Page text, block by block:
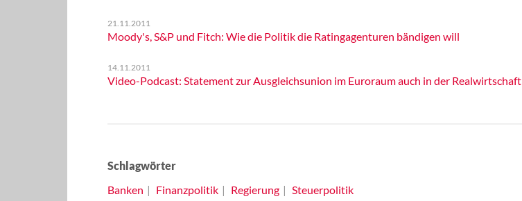
21.11.2011
Moody's, S&P und Fitch: Wie die Politik die Ratingagenturen bändigen will
14.11.2011
Video-Podcast: Statement zur Ausgleichsunion im Euroraum auch in der Realwirtschaft
Schlagwörter
Banken
Finanzpolitik Regierung Steuerpolitik